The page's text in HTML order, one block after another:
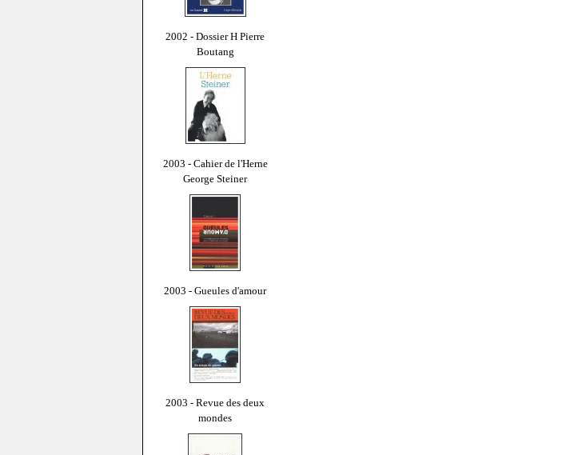
2002 - Dossier H Pierre
Boutang
2003 - Cahier de l'Herne
George Steiner
2003 - Gueules d'amour
2003 - Revue des deux
mondes